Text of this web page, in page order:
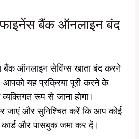
बैंक ऑनलाइन बंद
बैंक ऑनलाइन सेविंग्स खाता बंद करने
आपको यह प्रक्रिया पूरी करने के
रूप से जाना होगा।
जाएं और सुनिश्चित करें कि आप कोई
और पासबुक जमा कर दें।